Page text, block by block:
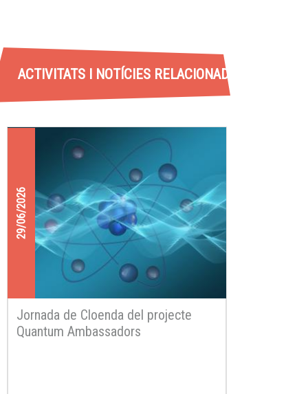
ACTIVITATS I NOTÍCIES RELACIONADES
29/06/2026
Jornada de Cloenda del projecte
Quantum Ambassadors